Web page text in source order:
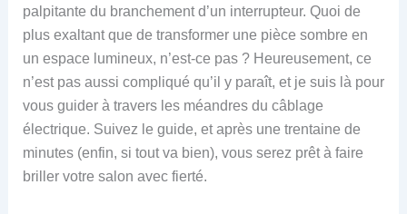
palpitante du branchement d’un interrupteur. Quoi de
plus exaltant que de transformer une pièce sombre en
un espace lumineux, n’est-ce pas ? Heureusement, ce
n’est pas aussi compliqué qu’il y paraît, et je suis là pour
vous guider à travers les méandres du câblage
électrique. Suivez le guide, et après une trentaine de
minutes (enfin, si tout va bien), vous serez prêt à faire
briller votre salon avec fierté.